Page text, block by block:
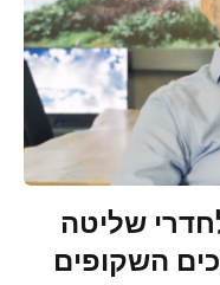
שליטה
השקופים